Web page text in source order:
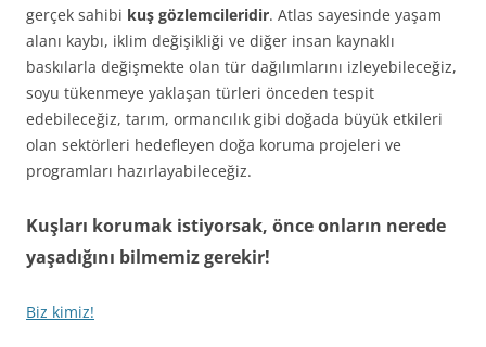
gerçek sahibi kuş gözlemcileridir. Atlas sayesinde yaşam
alanı kaybı, iklim değişikliği ve diğer insan kaynaklı
baskılarla değişmekte olan tür dağılımlarını izleyebileceğiz,
soyu tükenmeye yaklaşan türleri önceden tespit
edebileceğiz, tarım, ormancılık gibi doğada büyük etkileri
olan sektörleri hedefleyen doğa koruma projeleri ve
programları hazırlayabileceğiz.
Kuşları korumak istiyorsak, önce onların nerede
yaşadığını bilmemiz gerekir!
Biz kimiz!